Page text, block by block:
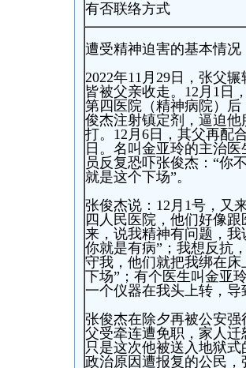
有否联络方式
遭受精神迫害的基本情况
2022年11月29日，张父
皆被父亲收走。12月1日
第四医院（精神病院）
俊杰注射镇定剂，逼迫
打。12月6日，其父再配
日。名叫金亚玲的主治
员反复恐吓张俊杰：“你
就是这个下场”。
张俊杰说：12月1号，又
四人民医院，他们好像
来，说我精神有问题，
你就是有病”；我想反抗
守我，他们就把我绑在
下场”；有个医生叫金亚
一个仪器在我头上转，
张俊杰在除夕再被公安
父受牵连遭免职，家人
只是这次他被送入地狱
政治原因遭报复的公民